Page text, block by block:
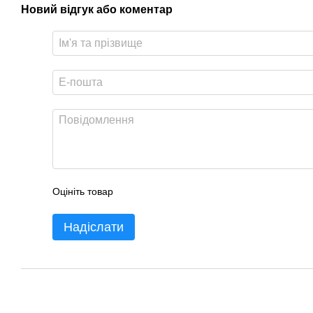
Новий відгук або коментар
Оцініть товар
Надіслати